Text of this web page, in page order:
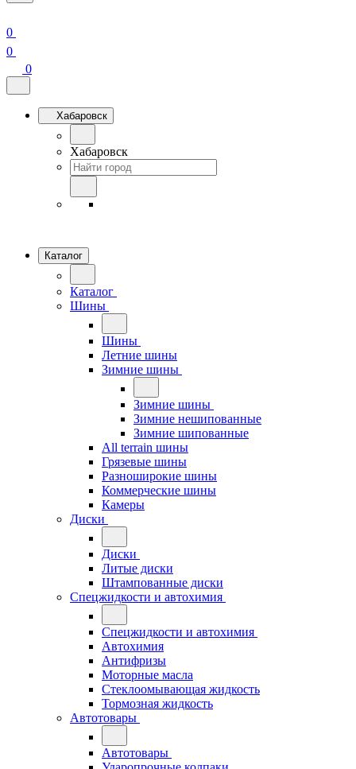
0
0
0
Хабаровск
Хабаровск
Каталог
Каталог
Шины
Шины
Летние шины
Зимние шины
Зимние шины
Зимние нешипованные
Зимние шипованные
All terrain шины
Грязевые шины
Разноширокие шины
Коммерческие шины
Камеры
Диски
Диски
Литые диски
Штампованные диски
Спецжидкости и автохимия
Спецжидкости и автохимия
Автохимия
Антифризы
Моторные масла
Стеклоомывающая жидкость
Тормозная жидкость
Автотовары
Автотовары